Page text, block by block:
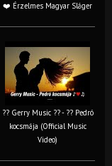
❤️ Érzelmes Magyar Sláger
?? Gerry Music ?? - ?? Pedró
kocsmája (Official Music
Video)